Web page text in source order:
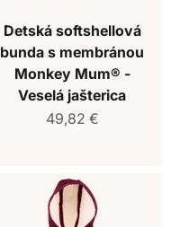
Detská softshellová
bunda s membránou
Monkey Mum® -
Veselá jašterica
Predajná cena
49,82 €